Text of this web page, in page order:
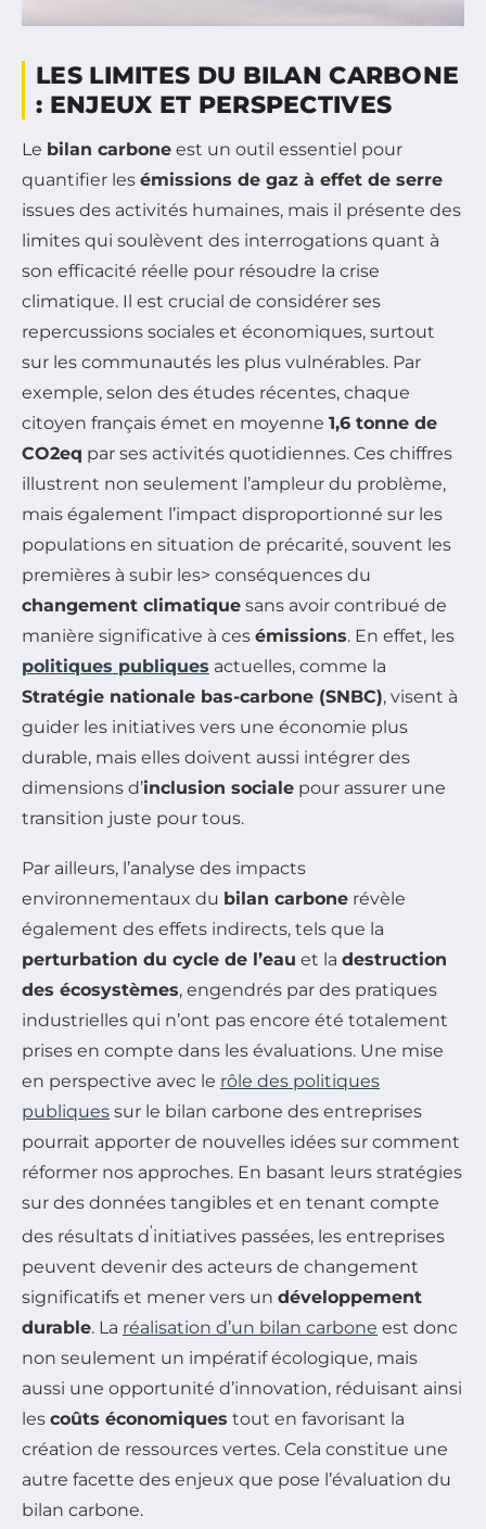
LES LIMITES DU BILAN CARBONE
: ENJEUX ET PERSPECTIVES
Le bilan carbone est un outil essentiel pour
quantifier les émissions de gaz à effet de serre
issues des activités humaines, mais il présente des
limites qui soulèvent des interrogations quant à
son efficacité réelle pour résoudre la crise
climatique. Il est crucial de considérer ses
repercussions sociales et économiques, surtout
sur les communautés les plus vulnérables. Par
exemple, selon des études récentes, chaque
citoyen français émet en moyenne 1,6 tonne de
CO2eq par ses activités quotidiennes. Ces chiffres
illustrent non seulement l’ampleur du problème,
mais également l’impact disproportionné sur les
populations en situation de précarité, souvent les
premières à subir les> conséquences du
changement climatique sans avoir contribué de
manière significative à ces émissions. En effet, les
politiques publiques actuelles, comme la
Stratégie nationale bas-carbone (SNBC), visent à
guider les initiatives vers une économie plus
durable, mais elles doivent aussi intégrer des
dimensions d’inclusion sociale pour assurer une
transition juste pour tous.
Par ailleurs, l’analyse des impacts
environnementaux du bilan carbone révèle
également des effets indirects, tels que la
perturbation du cycle de l’eau et la destruction
des écosystèmes, engendrés par des pratiques
industrielles qui n’ont pas encore été totalement
prises en compte dans les évaluations. Une mise
en perspective avec le rôle des politiques
publiques sur le bilan carbone des entreprises
pourrait apporter de nouvelles idées sur comment
réformer nos approches. En basant leurs stratégies
sur des données tangibles et en tenant compte
des résultats d’initiatives passées, les entreprises
peuvent devenir des acteurs de changement
significatifs et mener vers un développement
durable. La réalisation d’un bilan carbone est donc
non seulement un impératif écologique, mais
aussi une opportunité d’innovation, réduisant ainsi
les coûts économiques tout en favorisant la
création de ressources vertes. Cela constitue une
autre facette des enjeux que pose l’évaluation du
bilan carbone.